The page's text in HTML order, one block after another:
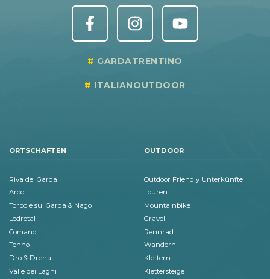
GARDATRENTINO
ITALIANOUTDOOR
ORTSCHAFTEN
Riva del Garda
Arco
Torbole sul Garda & Nago
Ledrotal
Comano
Tenno
Dro & Drena
Valle dei Laghi
OUTDOOR
Outdoor Friendly Unterkünfte
Touren
Mountainbike
Gravel
Rennrad
Wandern
Klettern
Klettersteige